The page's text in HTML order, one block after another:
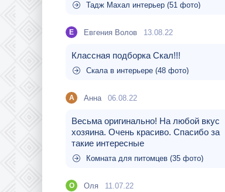
Тадж Махал интерьер (51 фото)
Е Евгения Волов 13.08.22
Классная подборка Скал!!!
Скала в интерьере (48 фото)
A Aнна 06.08.22
Весьма оригинально! На любой вкус
хозяина. Очень красиво. Спасибо за
такие интересные
Комната для питомцев (35 фото)
О Оля 11.07.22